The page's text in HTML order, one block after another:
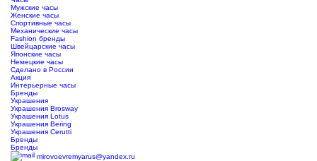
Мужские часы
Женские часы
Спортивные часы
Механические часы
Fashion бренды
Швейцарские часы
Японские часы
Немецкие часы
Сделано в России
Акция
Интерьерные часы
Бренды
Украшения
Украшения Brosway
Украшения Lotus
Украшения Bering
Украшения Cerutti
Бренды
Бренды
mirovoevremyarus@yandex.ru